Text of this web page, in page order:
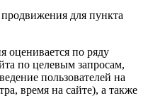
для пункта
оценивается по ряду
по целевым запросам,
пользователей на
время на сайте), а также